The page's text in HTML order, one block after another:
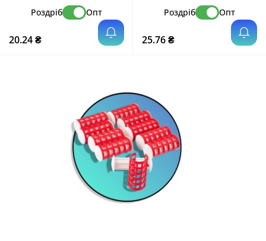
Роздріб Опт
20.24 ₴
Роздріб Опт
25.76 ₴